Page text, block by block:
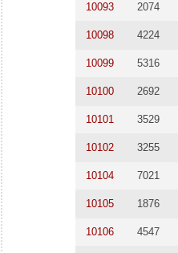
10093 2074
10098 4224
10099 5316
10100 2692
10101 3529
10102 3255
10104 7021
10105 1876
10106 4547